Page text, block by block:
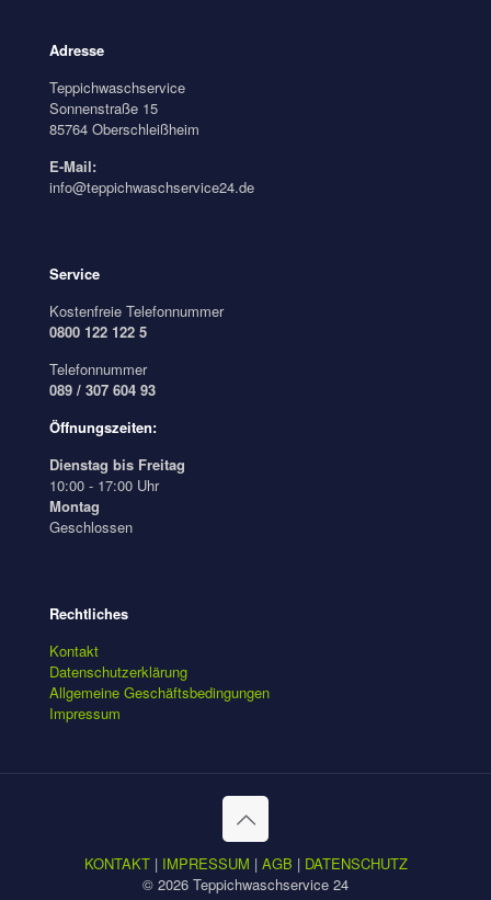
Adresse
Teppichwaschservice
Sonnenstraße 15
85764 Oberschleißheim
E-Mail:
info@teppichwaschservice24.de
Service
Kostenfreie Telefonnummer
0800 122 122 5
Telefonnummer
089 / 307 604 93
Öffnungszeiten:
Dienstag bis Freitag
10:00 - 17:00 Uhr
Montag
Geschlossen
Rechtliches
Kontakt
Datenschutzerklärung
Allgemeine Geschäftsbedingungen
Impressum
KONTAKT| IMPRESSUM | AGB | DATENSCHUTZ
© 2026 Teppichwaschservice 24